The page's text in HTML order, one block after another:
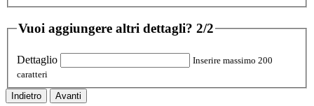
Vuoi aggiungere altri dettagli? 2/2
Dettaglio
Inserire massimo 200
caratteri
Indietro Avanti